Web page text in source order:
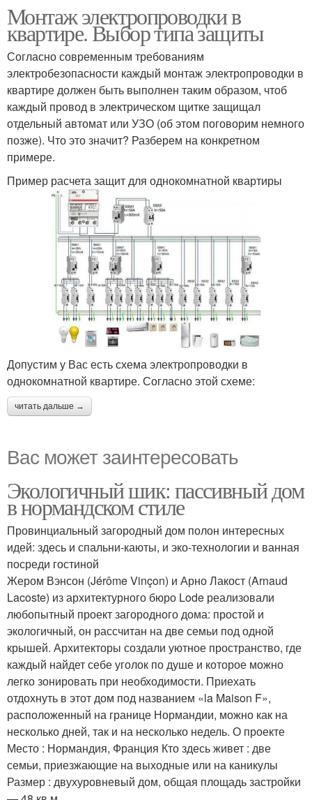
Монтаж электропроводки в
квартире. Выбор типа защиты
Согласно современным требованиям
электробезопасности каждый монтаж электропроводки в
квартире должен быть выполнен таким образом, чтоб
каждый провод в электрическом щитке защищал
отдельный автомат или УЗО (об этом поговорим немного
позже). Что это значит? Разберем на конкретном
примере.
Пример расчета защит для однокомнатной квартиры
Допустим у Вас есть схема электропроводки в
однокомнатной квартире. Согласно этой схеме:
читать дальше →
Вас может заинтересовать
Экологичный шик: пассивный дом
в нормандском стиле
Провинциальный загородный дом полон интересных
идей: здесь и спальни-каюты, и эко-технологии и ванная
посреди гостиной
Жером Вэнсон (Jérôme Vinçon) и Арно Лакост (Arnaud
Lacoste) из архитектурного бюро Lode реализовали
любопытный проект загородного дома: простой и
экологичный, он рассчитан на две семьи под одной
крышей. Архитекторы создали уютное пространство, где
каждый найдет себе уголок по душе и которое можно
легко зонировать при необходимости. Приехать
отдохнуть в этот дом под названием «la Maison F»,
расположенный на границе Нормандии, можно как на
несколько дней, так и на несколько недель. О проекте
Место : Нормандия, Франция Кто здесь живет : две
семьи, приезжающие на выходные или на каникулы
Размер : двухуровневый дом, общая площадь застройки